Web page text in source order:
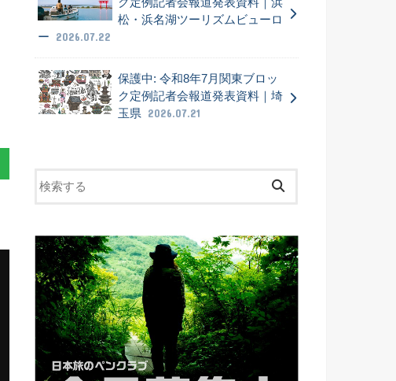
松・浜名湖ツーリズムビューロ
ー
2026.07.22
保護中: 令和8年7月関東ブロッ
ク定例記者会報道発表資料｜埼
玉県
2026.07.21